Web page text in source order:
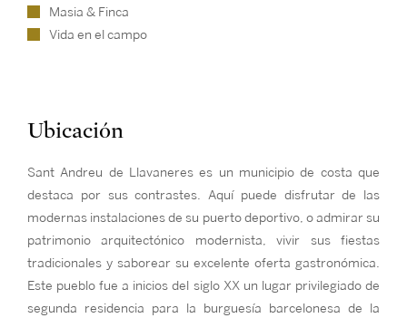
Masia & Finca
Vida en el campo
Ubicación
Sant Andreu de Llavaneres es un municipio de costa que
destaca por sus contrastes. Aquí puede disfrutar de las
modernas instalaciones de su puerto deportivo, o admirar su
patrimonio arquitectónico modernista, vivir sus fiestas
tradicionales y saborear su excelente oferta gastronómica.
Este pueblo fue a inicios del siglo XX un lugar privilegiado de
segunda residencia para la burguesía barcelonesa de la